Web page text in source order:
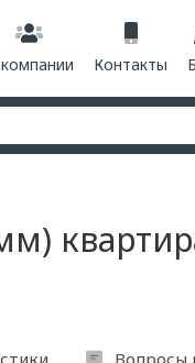
Контакты
Вопросы